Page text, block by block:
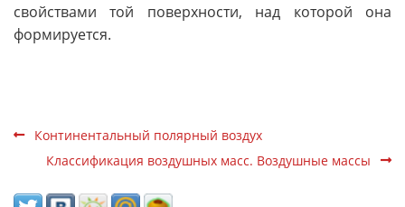
свойствами той поверхности, над которой она
формируется.
Континентальный полярный воздух
Классификация воздушных масс. Воздушные массы